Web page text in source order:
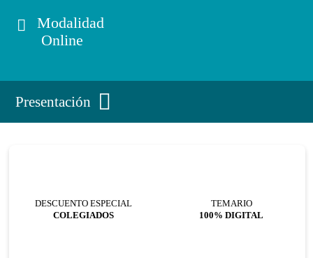
Modalidad
Online
Presentación
DESCUENTO ESPECIAL
COLEGIADOS
TEMARIO
100% DIGITAL